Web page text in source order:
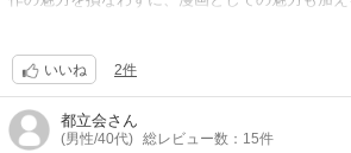
ただ、かわいらしい猫耳少女に惹かれて読むと
うか、平気で腕が斬られたりするので気を付け
チート能力系ではありますが、最強無敵では全然
り強いもの（敵味方含む）がいるような逆境での
いいね 2件
都立会さん
(男性/40代) 総レビュー数：15件